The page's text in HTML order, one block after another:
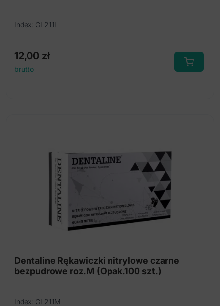
Index: GL211L
12,00 zł
brutto
Dentaline Rękawiczki nitrylowe czarne
bezpudrowe roz.M (Opak.100 szt.)
Index: GL211M